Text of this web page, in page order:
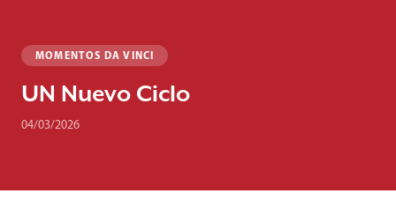
MOMENTOS DA VINCI
UN Nuevo Ciclo
04/03/2026